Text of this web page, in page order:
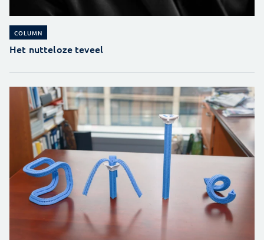
COLUMN
Het nutteloze teveel